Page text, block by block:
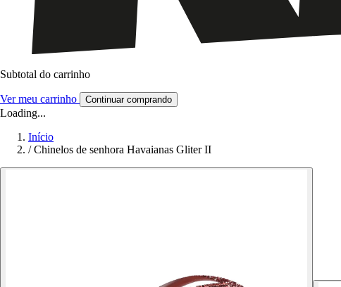
Subtotal do carrinho
Ver meu carrinho Continuar comprando
Loading...
Início
/ Chinelos de senhora Havaianas Gliter II